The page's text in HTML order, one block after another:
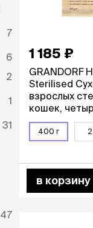
Для
Для чистки
Мясные,
печеные
Сухие
лотки и
Закрытый,
С сеткой
Без сетки
Коврики
7
6
2
1
31
47
1 185 ₽
GRANDORF
Sterilised
взрослых
кошек,
400 гр.
400 г 2
в корзину